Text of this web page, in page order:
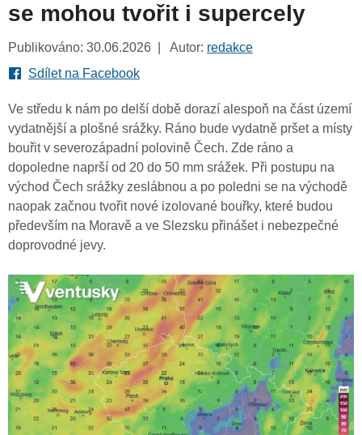
se mohou tvořit i supercely
Publikováno: 30.06.2026 | Autor: redakce
Sdílet na Facebook
Ve středu k nám po delší době dorazí alespoň na část území
vydatnější a plošné srážky. Ráno bude vydatně pršet a místy
bouřit v severozápadní polovině Čech. Zde ráno a
dopoledne naprší od 20 do 50 mm srážek. Při postupu na
východ Čech srážky zeslábnou a po poledni se na východě
naopak začnou tvořit nové izolované bouřky, které budou
především na Moravě a ve Slezsku přinášet i nebezpečné
doprovodné jevy.